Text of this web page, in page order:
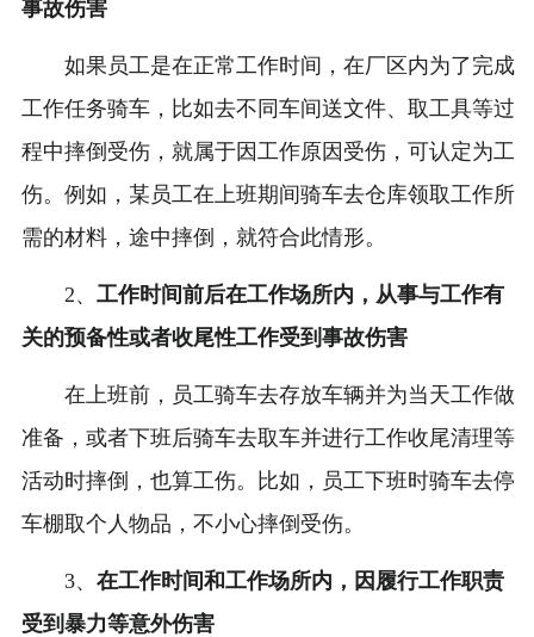
事故伤害
如果员工是在正常工作时间，在厂区内为了完成
工作任务骑车，比如去不同车间送文件、取工具等过
程中摔倒受伤，就属于因工作原因受伤，可认定为工
伤。例如，某员工在上班期间骑车去仓库领取工作所
需的材料，途中摔倒，就符合此情形。
2、 工作时间前后在工作场所内，从事与工作有
关的预备性或者收尾性工作受到事故伤害
在上班前，员工骑车去存放车辆并为当天工作做
准备，或者下班后骑车去取车并进行工作收尾清理等
活动时摔倒，也算工伤。比如，员工下班时骑车去停
车棚取个人物品，不小心摔倒受伤。
3、 在工作时间和工作场所内，因履行工作职责
受到暴力等意外伤害